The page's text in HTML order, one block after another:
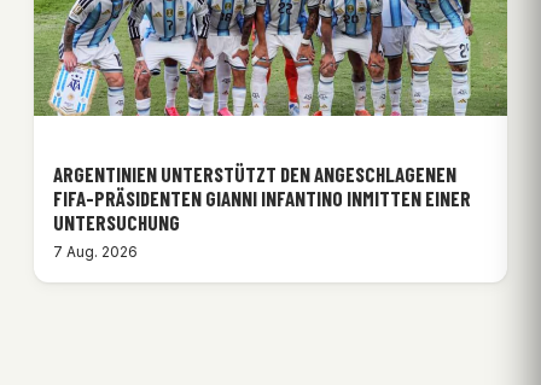
ARGENTINIEN UNTERSTÜTZT DEN ANGESCHLAGENEN
FIFA-PRÄSIDENTEN GIANNI INFANTINO INMITTEN EINER
UNTERSUCHUNG
7 Aug. 2026